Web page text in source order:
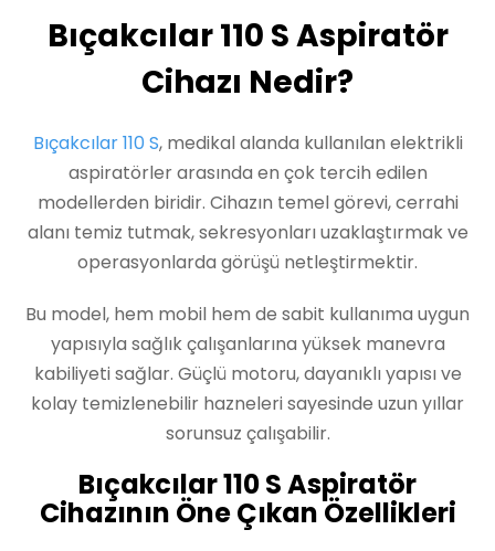
Bıçakcılar 110 S Aspiratör
Cihazı Nedir?
Bıçakcılar 110 S, medikal alanda kullanılan elektrikli
aspiratörler arasında en çok tercih edilen
modellerden biridir. Cihazın temel görevi, cerrahi
alanı temiz tutmak, sekresyonları uzaklaştırmak ve
operasyonlarda görüşü netleştirmektir.
Bu model, hem mobil hem de sabit kullanıma uygun
yapısıyla sağlık çalışanlarına yüksek manevra
kabiliyeti sağlar. Güçlü motoru, dayanıklı yapısı ve
kolay temizlenebilir hazneleri sayesinde uzun yıllar
sorunsuz çalışabilir.
Bıçakcılar 110 S Aspiratör
Cihazının Öne Çıkan Özellikleri